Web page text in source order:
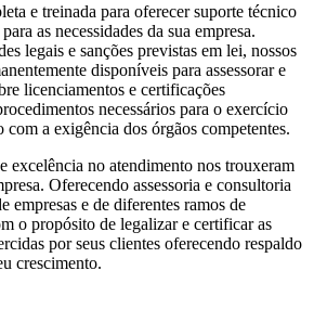
e treinada para oferecer suporte técnico
as necessidades da sua empresa.
legais e sanções previstas em lei, nossos
disponíveis para assessorar e
licenciamentos e certificações
necessários para o exercício
com a exigência dos órgãos competentes.
excelência no atendimento nos trouxeram
Oferecendo assessoria e consultoria
empresas e de diferentes ramos de
o propósito de legalizar e certificar as
por seus clientes oferecendo respaldo
crescimento.